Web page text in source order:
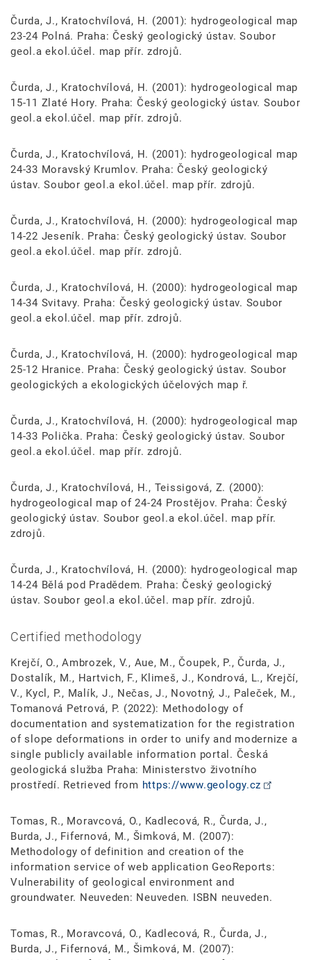
Čurda, J., Kratochvílová, H. (2001): hydrogeological map
23-24 Polná. Praha: Český geologický ústav. Soubor
geol.a ekol.účel. map přír. zdrojů.
Čurda, J., Kratochvílová, H. (2001): hydrogeological map
15-11 Zlaté Hory. Praha: Český geologický ústav. Soubor
geol.a ekol.účel. map přír. zdrojů.
Čurda, J., Kratochvílová, H. (2001): hydrogeological map
24-33 Moravský Krumlov. Praha: Český geologický
ústav. Soubor geol.a ekol.účel. map přír. zdrojů.
Čurda, J., Kratochvílová, H. (2000): hydrogeological map
14-22 Jeseník. Praha: Český geologický ústav. Soubor
geol.a ekol.účel. map přír. zdrojů.
Čurda, J., Kratochvílová, H. (2000): hydrogeological map
14-34 Svitavy. Praha: Český geologický ústav. Soubor
geol.a ekol.účel. map přír. zdrojů.
Čurda, J., Kratochvílová, H. (2000): hydrogeological map
25-12 Hranice. Praha: Český geologický ústav. Soubor
geologických a ekologických účelových map ř.
Čurda, J., Kratochvílová, H. (2000): hydrogeological map
14-33 Polička. Praha: Český geologický ústav. Soubor
geol.a ekol.účel. map přír. zdrojů.
Čurda, J., Kratochvílová, H., Teissigová, Z. (2000):
hydrogeological map of 24-24 Prostějov. Praha: Český
geologický ústav. Soubor geol.a ekol.účel. map přír.
zdrojů.
Čurda, J., Kratochvílová, H. (2000): hydrogeological map
14-24 Bělá pod Pradědem. Praha: Český geologický
ústav. Soubor geol.a ekol.účel. map přír. zdrojů.
Certified methodology
Krejčí, O., Ambrozek, V., Aue, M., Čoupek, P., Čurda, J.,
Dostalík, M., Hartvich, F., Klimeš, J., Kondrová, L., Krejčí,
V., Kycl, P., Malík, J., Nečas, J., Novotný, J., Paleček, M.,
Tomanová Petrová, P. (2022): Methodology of
documentation and systematization for the registration
of slope deformations in order to unify and modernize a
single publicly available information portal. Česká
geologická služba Praha: Ministerstvo životního
prostředí. Retrieved from https://www.geology.cz
Tomas, R., Moravcová, O., Kadlecová, R., Čurda, J.,
Burda, J., Fifernová, M., Šimková, M. (2007):
Methodology of definition and creation of the
information service of web application GeoReports:
Vulnerability of geological environment and
groundwater. Neuveden: Neuveden. ISBN neuveden.
Tomas, R., Moravcová, O., Kadlecová, R., Čurda, J.,
Burda, J., Fifernová, M., Šimková, M. (2007):